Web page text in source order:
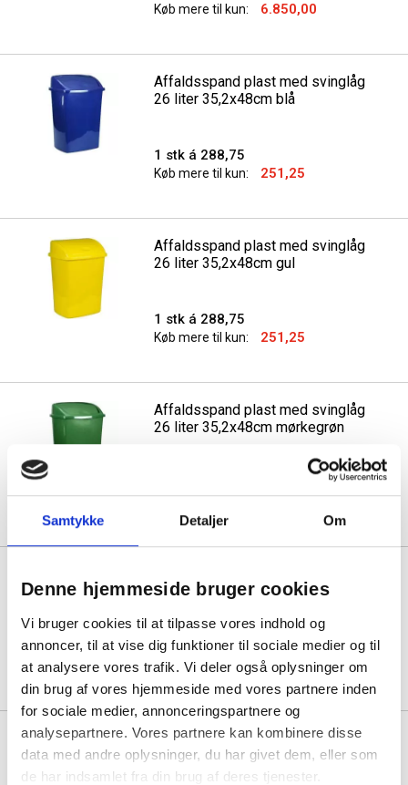
Samtykke Detaljer Om
Denne hjemmeside bruger cookies
Vi bruger cookies til at tilpasse vores indhold og
annoncer, til at vise dig funktioner til sociale medier og til
at analysere vores trafik. Vi deler også oplysninger om
din brug af vores hjemmeside med vores partnere inden
for sociale medier, annonceringspartnere og
analysepartnere. Vores partnere kan kombinere disse
data med andre oplysninger, du har givet dem, eller som
de har indsamlet fra din brug af deres tjenester.
Køb mere til kun: 6.850,00
Affaldsspand plast med svinglåg
26 liter 35,2x48cm blå
1 stk á 288,75
Køb mere til kun: 251,25
Affaldsspand plast med svinglåg
26 liter 35,2x48cm gul
1 stk á 288,75
Køb mere til kun: 251,25
Affaldsspand plast med svinglåg
26 liter 35,2x48cm mørkegrøn
196,56
26 liter 35,2x48cm rød
1 stk á 237,69
Køb mere til kun: 200,19
Affaldsspand plast med svinglåg
50 liter 40x68cm rød